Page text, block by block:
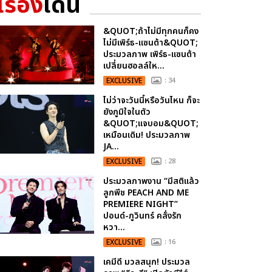
&QUOT;ถ้าไม่มีทุกคนก็คง
ไม่มีเพิร์ธ-แซนต้า&QUOT;
ประมวลภาพ เพิร์ธ-แซนต้า
เปลี่ยนฮอลล์ให...
EXCLUSIVE : 34
ไม่ว่าจะวันนี้หรือวันไหน ก็จะ
ยังภูมิใจในตัว
&QUOT;แจบอม&QUOT;
เหมือนเดิม! ประมวลภาพ
JA...
EXCLUSIVE : 28
ประมวลภาพงาน “มีสติแล้ว
ลูกพีช PEACH AND ME
PREMIERE NIGHT”
ปอนด์-ภูวินทร์ คลั่งรัก
หวา...
EXCLUSIVE : 16
เคมีดี มวลสนุก! ประมวล